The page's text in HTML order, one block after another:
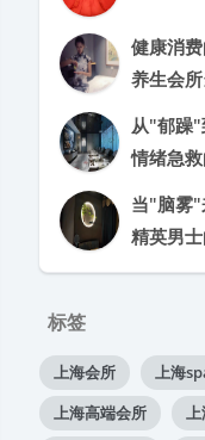
健康消
养生会
从"郁躁
情绪急
当"脑雾"
精英男
标签
上海会所 上海
上海高端会所
上